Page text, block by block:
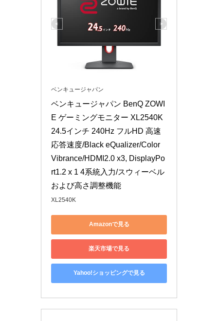
ベンキュージャパン
ベンキュージャパン BenQ ZOWI
E ゲーミングモニター XL2540K
24.5インチ 240Hz フルHD 高速
応答速度/Black eQualizer/Color
Vibrance/HDMI2.0 x3, DisplayPo
rt1.2 x 1 4系統入力/スウィーベル
および高さ調整機能
XL2540K
Amazonで見る
楽天市場で見る
Yahoo!ショッピングで見る